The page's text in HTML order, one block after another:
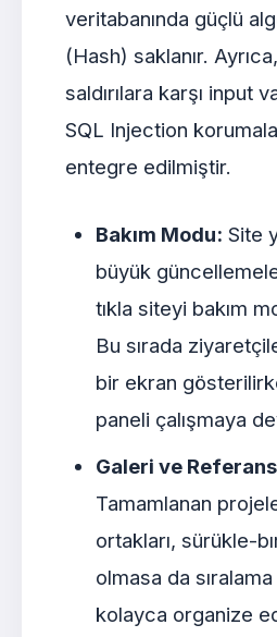
veritabanında güçlü
(Hash) saklanır.
saldırılara karşı input
SQL Injection
entegre edilmiştir.
Bakım Modu: Site
büyük
tıkla siteyi bakım
Bu sırada
bir ekran
paneli çalışmaya
Galeri ve
Tamamlanan
ortakları, sürükle-
olmasa da sıralama
kolayca organize